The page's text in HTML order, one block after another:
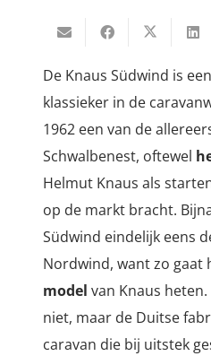
De Knaus Südwind is
klassieker in de
1962 een van de
Schwalbenest, oftewel
Helmut Knaus als
op de markt bracht.
Südwind eindelijk eens
Nordwind, want zo gaat
model van Knaus
niet, maar de Duitse
caravan die bij uitstek